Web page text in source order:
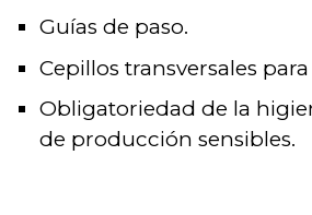
Guías de paso.
Cepillos transversales para
Obligatoriedad de la
de producción sensibles.